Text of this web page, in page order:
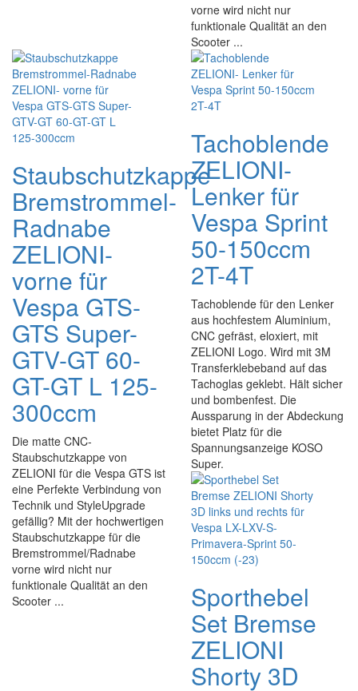
vorne wird nicht nur
funktionale Qualität an den
Scooter ...
Staubschutzkappe
Bremstrommel-
Radnabe
ZELIONI-
vorne für
Vespa GTS-
GTS Super-
GTV-GT 60-
GT-GT L 125-
300ccm
Die matte CNC-
Staubschutzkappe von
ZELIONI für die Vespa GTS ist
eine Perfekte Verbindung von
Technik und StyleUpgrade
gefällig? Mit der hochwertigen
Staubschutzkappe für die
Bremstrommel/Radnabe
vorne wird nicht nur
funktionale Qualität an den
Scooter ...
Tachoblende
ZELIONI-
Lenker für
Vespa Sprint
50-150ccm
2T-4T
Tachoblende für den Lenker
aus hochfestem Aluminium,
CNC gefräst, eloxiert, mit
ZELIONI Logo. Wird mit 3M
Transferklebeband auf das
Tachoglas geklebt. Hält sicher
und bombenfest. Die
Aussparung in der Abdeckung
bietet Platz für die
Spannungsanzeige KOSO
Super.
Sporthebel
Set Bremse
ZELIONI
Shorty 3D